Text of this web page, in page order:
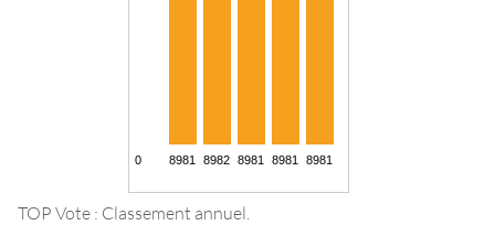
TOP Vote : Classement annuel.